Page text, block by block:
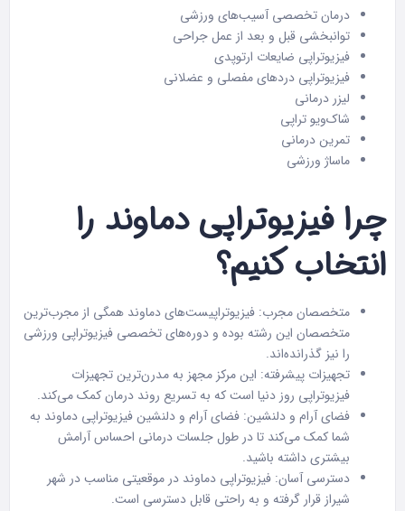
درمان تخصصی آسیب‌های ورزشی
توانبخشی قبل و بعد از عمل جراحی
فیزیوتراپی ضایعات ارتوپدی
فیزیوتراپی دردهای مفصلی و عضلانی
لیزر درمانی
شاک‌ویو تراپی
تمرین درمانی
ماساژ ورزشی
چرا فیزیوتراپی دماوند را
انتخاب کنیم؟
متخصصان مجرب: فیزیوتراپیست‌های دماوند همگی از مجرب‌ترین
متخصصان این رشته بوده و دوره‌های تخصصی فیزیوتراپی ورزشی
را نیز گذرانده‌اند.
تجهیزات پیشرفته: این مرکز مجهز به مدرن‌ترین تجهیزات
فیزیوتراپی روز دنیا است که به تسریع روند درمان کمک می‌کند.
فضای آرام و دلنشین: فضای آرام و دلنشین فیزیوتراپی دماوند به
شما کمک می‌کند تا در طول جلسات درمانی احساس آرامش
بیشتری داشته باشید.
دسترسی آسان: فیزیوتراپی دماوند در موقعیتی مناسب در شهر
شیراز قرار گرفته و به راحتی قابل دسترسی است.